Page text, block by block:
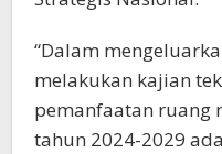
“Dalam
melakukan kajian
pemanfaatan ruang
tahun 2024-2029